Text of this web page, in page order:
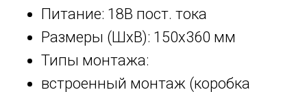
Питание: 18В пост. тока
Размеры (ШхВ): 150х360 мм
Типы монтажа:
встроенный монтаж (коробка